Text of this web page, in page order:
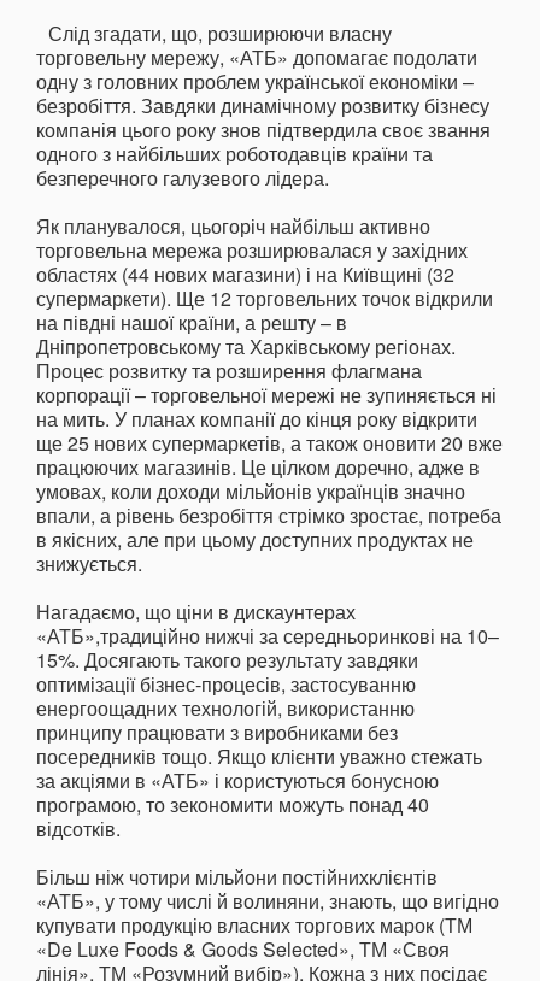
Слід згадати, що, розширюючи власну
торговельну мережу, «АТБ» допомагає подолати
одну з головних проблем української економіки –
безробіття. Завдяки динамічному розвитку бізнесу
компанія цього року знов підтвердила своє звання
одного з найбільших роботодавців країни та
безперечного галузевого лідера.
Як планувалося, цьогоріч найбільш активно
торговельна мережа розширювалася у західних
областях (44 нових магазини) і на Київщині (32
супермаркети). Ще 12 торговельних точок відкрили
на півдні нашої країни, а решту – в
Дніпропетровському та Харківському регіонах.
Процес розвитку та розширення флагмана
корпорації – торговельної мережі не зупиняється ні
на мить. У планах компанії до кінця року відкрити
ще 25 нових супермаркетів, а також оновити 20 вже
працюючих магазинів. Це цілком доречно, адже в
умовах, коли доходи мільйонів українців значно
впали, а рівень безробіття стрімко зростає, потреба
в якісних, але при цьому доступних продуктах не
знижується.
Нагадаємо, що ціни в дискаунтерах
«АТБ»,традиційно нижчі за середньоринкові на 10–
15%. Досягають такого результату завдяки
оптимізації бізнес-процесів, застосуванню
енергоощадних технологій, використанню
принципу працювати з виробниками без
посередників тощо. Якщо клієнти уважно стежать
за акціями в «АТБ» і користуються бонусною
програмою, то зекономити можуть понад 40
відсотків.
Більш ніж чотири мільйони постійнихклієнтів
«АТБ», у тому числі й волиняни, знають, що вигідно
купувати продукцію власних торгових марок (ТМ
«De Luxe Foods & Goods Selected», ТМ «Своя
лінія», ТМ «Розумний вибір»). Кожна з них посідає